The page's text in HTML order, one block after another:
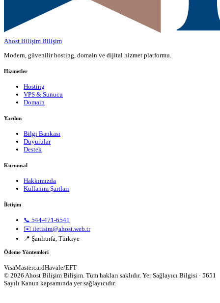
Ahost Bilişim Bilişim
Modern, güvenilir hosting, domain ve dijital hizmet platformu.
Hizmetler
Hosting
VPS & Sunucu
Domain
Yardım
Bilgi Bankası
Duyurular
Destek
Kurumsal
Hakkımızda
Kullanım Şartları
İletişim
📞 544-471-6541
✉️ iletisim@ahost.web.tr
📍 Şanlıurfa, Türkiye
Ödeme Yöntemleri
VisaMastercardHavale/EFT
© 2026 Ahost Bilişim Bilişim. Tüm hakları saklıdır. Yer Sağlayıcı Bilgisi · 5651
Sayılı Kanun kapsamında yer sağlayıcıdır.